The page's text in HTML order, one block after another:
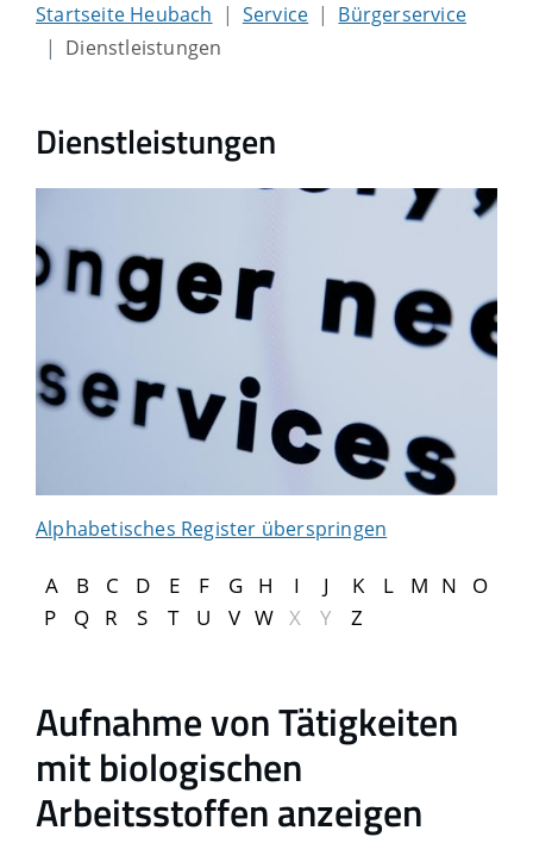
Startseite Heubach Service
Bürgerservice
Dienstleistungen
Dienstleistungen
Alphabetisches Register überspringen
A B C D E F G H I J K L M N
O
P
Q R S T U V W X Y Z
Aufnahme von Tätigkeiten
mit biologischen
Arbeitsstoffen anzeigen